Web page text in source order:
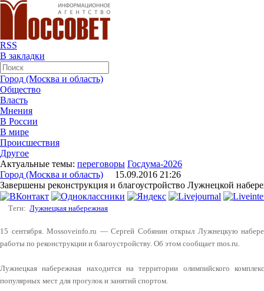
RSS
В закладки
Город (Москва и область)
Общество
Власть
Мнения
В России
В мире
Происшествия
Другое
Актуальные темы: переговоры Госдума-2026
Город (Москва и область) 15.09.2016 21:26
Завершены реконструкция и благоустройство Лужнецкой
Теги: Лужнецкая набережная
15 сентября. Mossoveinfo.ru — Сергей Собянин открыл Лужнецкую
работы по реконструкции и благоустройству. Об этом сообщает mos.ru.
Лужнецкая набережная находится на территории олимпийского
популярных мест для прогулок и занятий спортом.